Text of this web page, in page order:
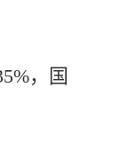
，国